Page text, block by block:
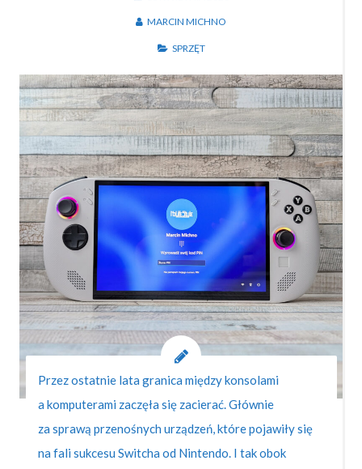
MARCIN MICHNO
SPRZĘT
Przez ostatnie lata granica między konsolami
a komputerami zaczęła się zacierać. Głównie
za sprawą przenośnych urządzeń, które pojawiły się
na fali sukcesu Switcha od Nintendo. I tak obok